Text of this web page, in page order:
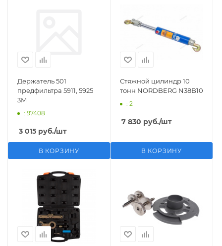
Держатель 501
предфильтра 5911, 5925
3M
: 97408
3 015 руб./шт
В КОРЗИНУ
Стяжной цилиндр 10
тонн NORDBERG N38B10
: 2
7 830 руб./шт
В КОРЗИНУ